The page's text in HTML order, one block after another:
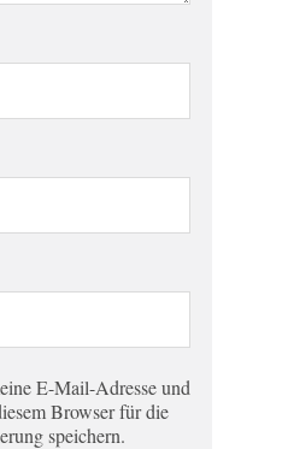
E-Mail-Adresse und
Browser für die
speichern.